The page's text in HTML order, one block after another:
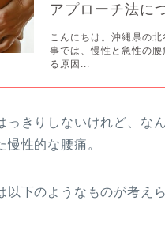
アプローチ法に
こんにちは。沖縄県の
事では、慢性と急性の
る原因...
っきりしないけれど、な
慢性的な腰痛。
下のようなものが考えら